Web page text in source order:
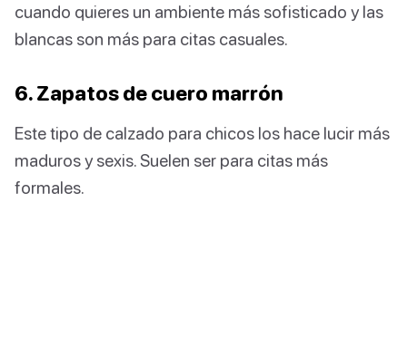
cuando quieres un ambiente más sofisticado y las
blancas son más para citas casuales.
6. Zapatos de cuero marrón
Este tipo de calzado para chicos los hace lucir más
maduros y sexis. Suelen ser para citas más
formales.